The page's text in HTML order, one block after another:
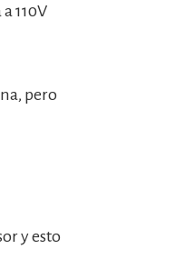
110V
pero
y esto